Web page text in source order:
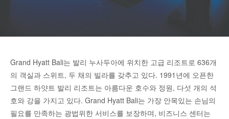
Grand Hyatt Bali는 발리 누사두아에 위치한 고급 리조트로 636개
의 객실과 스위트, 두 채의 빌라를 갖추고 있다. 1991년에 오픈한
그랜드 하얏트 발리 리조트는 아름다운 호수와 정원, 다섯 개의 석
호와 강을 가지고 있다. Grand Hyatt Bali는 가장 안목있는 손님의
필요를 만족하는 광법위한 서비스를 보장하며, 비즈니스 센터는